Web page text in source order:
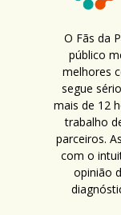
O Fãs da
público
melhores
segue
mais de 12
trabalho
parceiros.
com o
opinião